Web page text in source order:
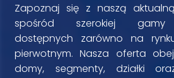
Zapoznaj się z naszą
spośród szerokiej gamy
dostępnych zarówno na
pierwotnym. Nasza oferta
domy, segmenty, działki